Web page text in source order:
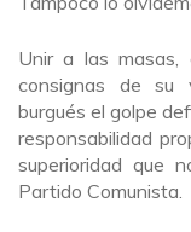
Unir a las masas,
consignas de su
burgués el golpe
responsabilidad
superioridad que
Partido Comunista.